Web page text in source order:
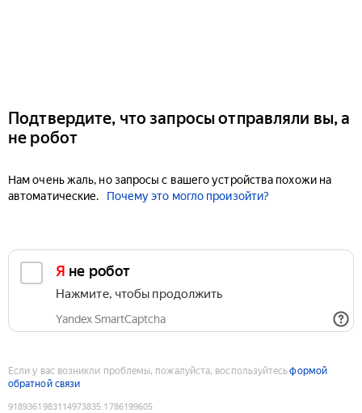
Подтвердите, что запросы отправляли вы, а
не робот
Нам очень жаль, но запросы с вашего устройства похожи на
автоматические.
Почему это могло произойти?
Я не робот
Нажмите, чтобы продолжить
Yandex SmartCaptcha
Если у вас возникли проблемы, пожалуйста, воспользуйтесьформой
обратной связи
9189361983114973835:1786199605